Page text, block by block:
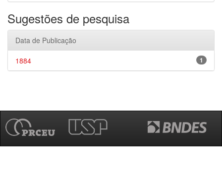
Sugestões de pesquisa
Data de Publicação
1
1884